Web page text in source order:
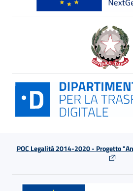
POC Legalità 2014-2020 - Progetto